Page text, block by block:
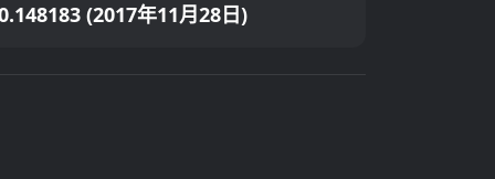
(2017年11月28日)